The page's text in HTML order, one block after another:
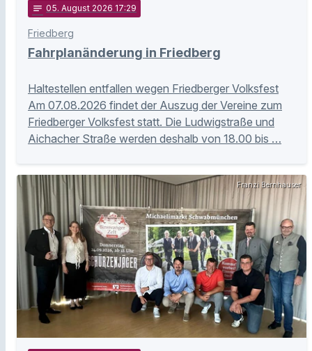
notes 05. August 2026 17:29
Friedberg
Fahrplanänderung in Friedberg
Haltestellen entfallen wegen Friedberger Volksfest
Am 07.08.2026 findet der Auszug der Vereine zum
Friedberger Volksfest statt. Die Ludwigstraße und
Aichacher Straße werden deshalb von 18.00 bis …
Franzi Bernhauser